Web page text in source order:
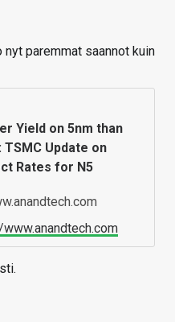
paremmat saannot kuin
Yield on 5nm than
TSMC Update on
Rates for N5